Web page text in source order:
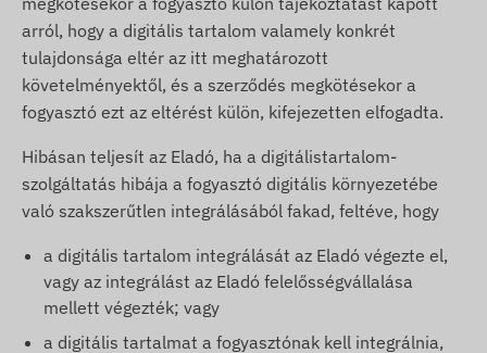
arról, hogy a digitális tartalom valamely konkrét
tulajdonsága eltér az itt meghatározott
követelményektől, és a szerződés megkötésekor a
fogyasztó ezt az eltérést külön, kifejezetten elfogadta.
Hibásan teljesít az Eladó, ha a digitálistartalom-
szolgáltatás hibája a fogyasztó digitális környezetébe
való szakszerűtlen integrálásából fakad, feltéve, hogy
a digitális tartalom integrálását az Eladó végezte el,
vagy az integrálást az Eladó felelősségvállalása
mellett végezték; vagy
a digitális tartalmat a fogyasztónak kell integrálnia,